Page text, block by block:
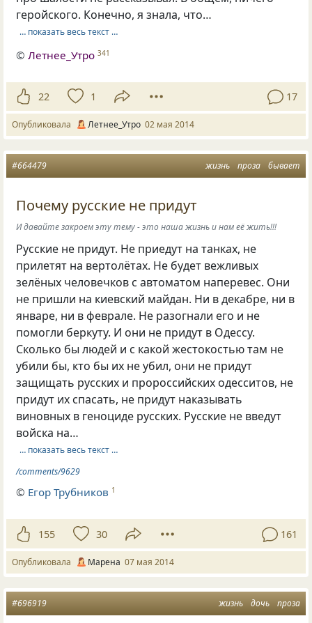
геройского. Конечно, я знала, что…
… показать весь текст …
©Летнее_Утро 341
22 1 17
Опубликовала Летнее_Утро 02 мая 2014
жизнь проза бывает
#664479
Почему русские не придут
И давайте закроем эту тему - это наша жизнь и нам её жить!!!
Русские не придут. Не приедут на танках, не
прилетят на вертолётах. Не будет вежливых
зелёных человечков с автоматом наперевес. Они
не пришли на киевский майдан. Ни в декабре, ни в
январе, ни в феврале. Не разогнали его и не
помогли беркуту. И они не придут в Одессу.
Сколько бы людей и с какой жестокостью там не
убили бы, кто бы их не убил, они не придут
защищать русских и пророссийских одесситов, не
придут их спасать, не придут наказывать
виновных в геноциде русских. Русские не введут
войска на…
… показать весь текст …
/comments/9629
© Егор Трубников 1
155 30 161
Опубликовала Марена 07 мая 2014
жизнь дочь проза
#696919